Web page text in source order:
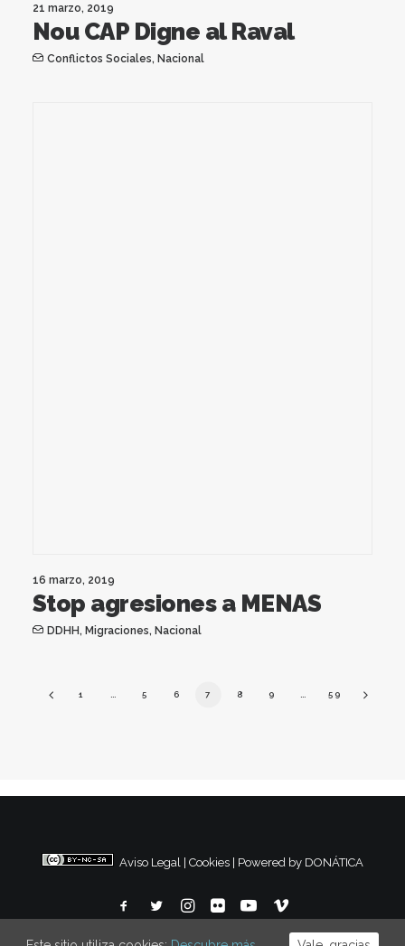
21 marzo, 2019
Nou CAP Digne al Raval
Conflictos Sociales, Nacional
16 marzo, 2019
Stop agresiones a MENAS
DDHH, Migraciones, Nacional
1 5 6 7 8 9 59
Aviso Legal Cookies Powered by DONÁTICA